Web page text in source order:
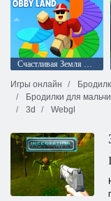
Счастливая Земля Обби
Игры онлайн
Бродилки для
3d
Webgl